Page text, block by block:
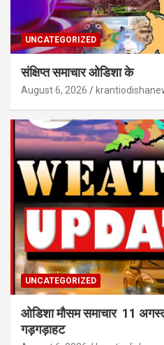
UNCATEGORIZED
संक्षिप्त समाचार ओडिशा के
August 6, 2026
UNCATEGORIZED
ओडिशा मौसम समाचार 11
गड़गड़ाहट